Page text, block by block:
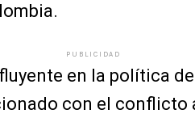
PUBLICIDAD
en la política
con el conflicto